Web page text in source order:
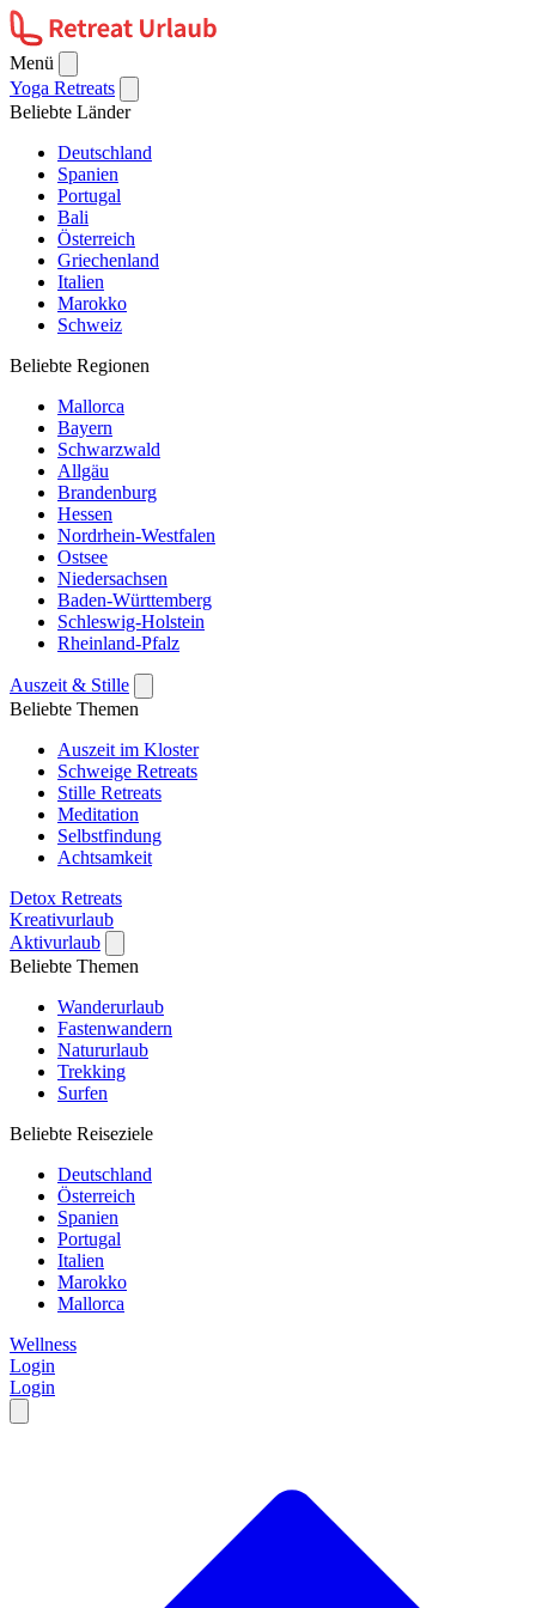
Menü
Yoga Retreats
Beliebte Länder
Deutschland
Spanien
Portugal
Bali
Österreich
Griechenland
Italien
Marokko
Schweiz
Beliebte Regionen
Mallorca
Bayern
Schwarzwald
Allgäu
Brandenburg
Hessen
Nordrhein-Westfalen
Ostsee
Niedersachsen
Baden-Württemberg
Schleswig-Holstein
Rheinland-Pfalz
Auszeit & Stille
Beliebte Themen
Auszeit im Kloster
Schweige Retreats
Stille Retreats
Meditation
Selbstfindung
Achtsamkeit
Detox Retreats
Kreativurlaub
Aktivurlaub
Beliebte Themen
Wanderurlaub
Fastenwandern
Natururlaub
Trekking
Surfen
Beliebte Reiseziele
Deutschland
Österreich
Spanien
Portugal
Italien
Marokko
Mallorca
Wellness
Login
Login